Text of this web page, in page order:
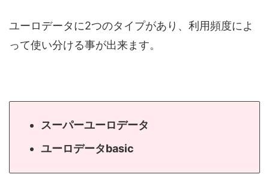
ユーロデータに2つのタイプがあり、利用頻度によ
って使い分ける事が出来ます。
スーパーユーロデータ
ユーロデータbasic